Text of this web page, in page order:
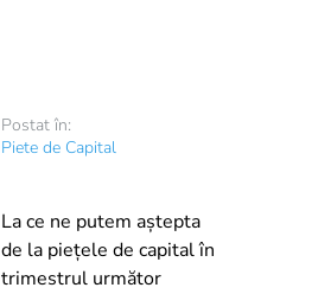
Postat în:
Piete de Capital
La ce ne putem aștepta
de la piețele de capital în
trimestrul următor